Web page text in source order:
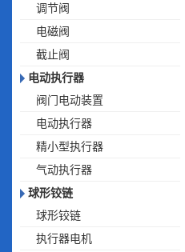
调节阀
电磁阀
截止阀
电动执行器
阀门电动装置
电动执行器
精小型执行器
气动执行器
球形铰链
球形铰链
执行器电机